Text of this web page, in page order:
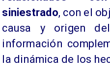
siniestrado, con el
causa y origen
información
la dinámica de los